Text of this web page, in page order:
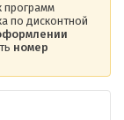
программ
по дисконтной
номер